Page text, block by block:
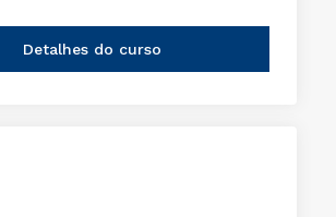
Detalhes do curso